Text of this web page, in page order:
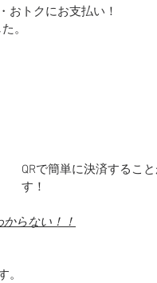
おトクにお支払い！
。
QRで簡単に決済するこ
す！
らない！！
。